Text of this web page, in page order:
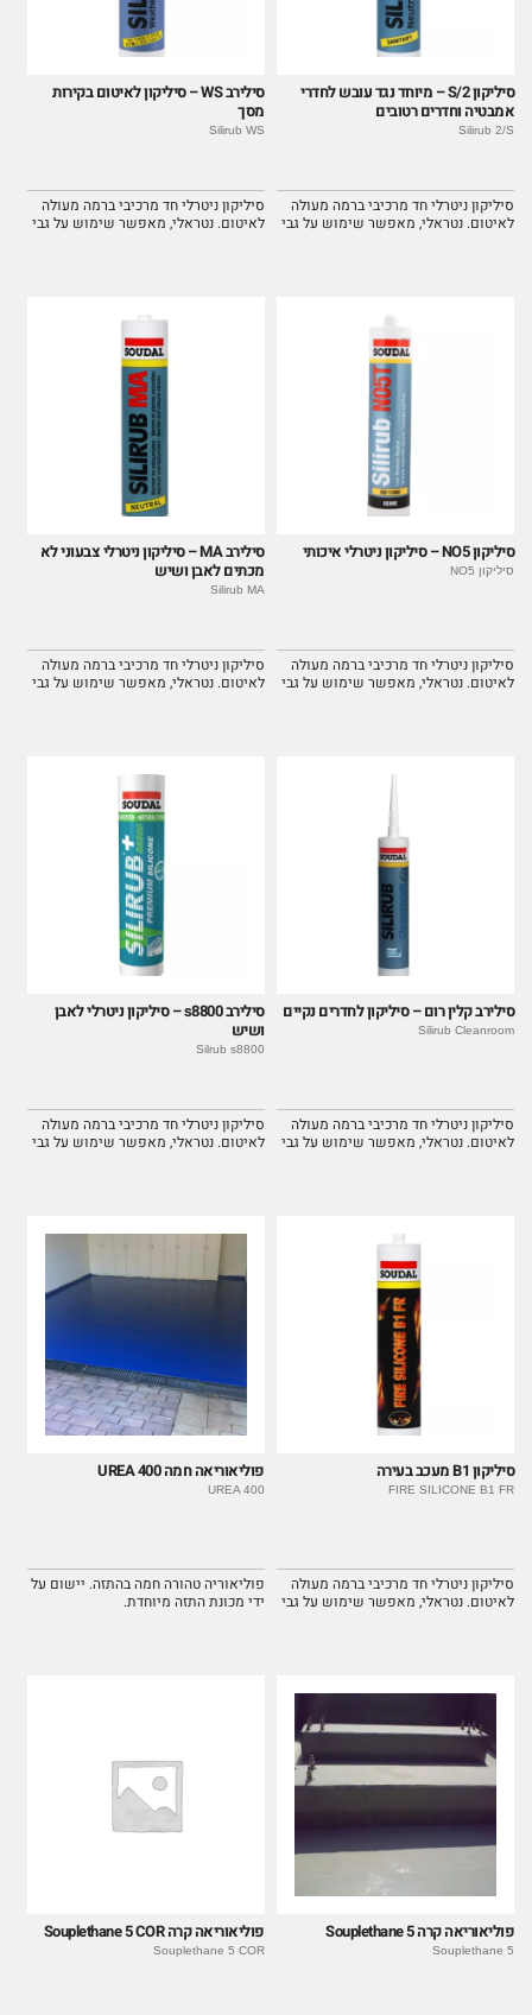
סיליקון 2/S – מיוחד נגד עובש לחדרי
אמבטיה וחדרים רטובים
Silirub 2/S
סיליקון ניטרלי חד מרכיבי ברמה מעולה
לאיטום. נטראלי, מאפשר שימוש על גבי
סילירב WS – סיליקון לאיטום בקירות
מסך
Silirub WS
סיליקון ניטרלי חד מרכיבי ברמה מעולה
לאיטום. נטראלי, מאפשר שימוש על גבי
סיליקון NO5 – סיליקון ניטרלי איכותי
סיליקון NO5
סיליקון ניטרלי חד מרכיבי ברמה מעולה
לאיטום. נטראלי, מאפשר שימוש על גבי
סילירב MA – סיליקון ניטרלי צבעוני לא
מכתים לאבן ושיש
Silirub MA
סיליקון ניטרלי חד מרכיבי ברמה מעולה
לאיטום. נטראלי, מאפשר שימוש על גבי
סילירב קלין רום – סיליקון לחדרים נקיים
Silirub Cleanroom
סיליקון ניטרלי חד מרכיבי ברמה מעולה
לאיטום. נטראלי, מאפשר שימוש על גבי
סילירב s8800 – סיליקון ניטרלי לאבן
ושיש
Silrub s8800
סיליקון ניטרלי חד מרכיבי ברמה מעולה
לאיטום. נטראלי, מאפשר שימוש על גבי
סיליקון B1 מעכב בעירה
FIRE SILICONE B1 FR
סיליקון ניטרלי חד מרכיבי ברמה מעולה
לאיטום. נטראלי, מאפשר שימוש על גבי
פוליאוריאה חמה UREA 400
UREA 400
פוליאוריה טהורה חמה בהתזה. יישום על
ידי מכונת התזה מיוחדת.
פוליאוריאה קרה Souplethane 5
Souplethane 5
פוליאוריאה קרה Souplethane 5 COR
Souplethane 5 COR